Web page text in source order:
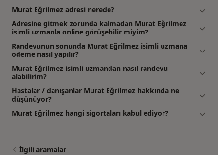
Murat Eğrilmez adresi nerede?
Adresine gitmek zorunda kalmadan Murat Eğrilmez
isimli uzmanla online görüşebilir miyim?
Randevunun sonunda Murat Eğrilmez isimli uzmana
ödeme nasıl yapılır?
Murat Eğrilmez isimli uzmandan nasıl randevu
alabilirim?
Hastalar / danışanlar Murat Eğrilmez hakkında ne
düşünüyor?
Murat Eğrilmez hangi sigortaları kabul ediyor?
İlgili aramalar